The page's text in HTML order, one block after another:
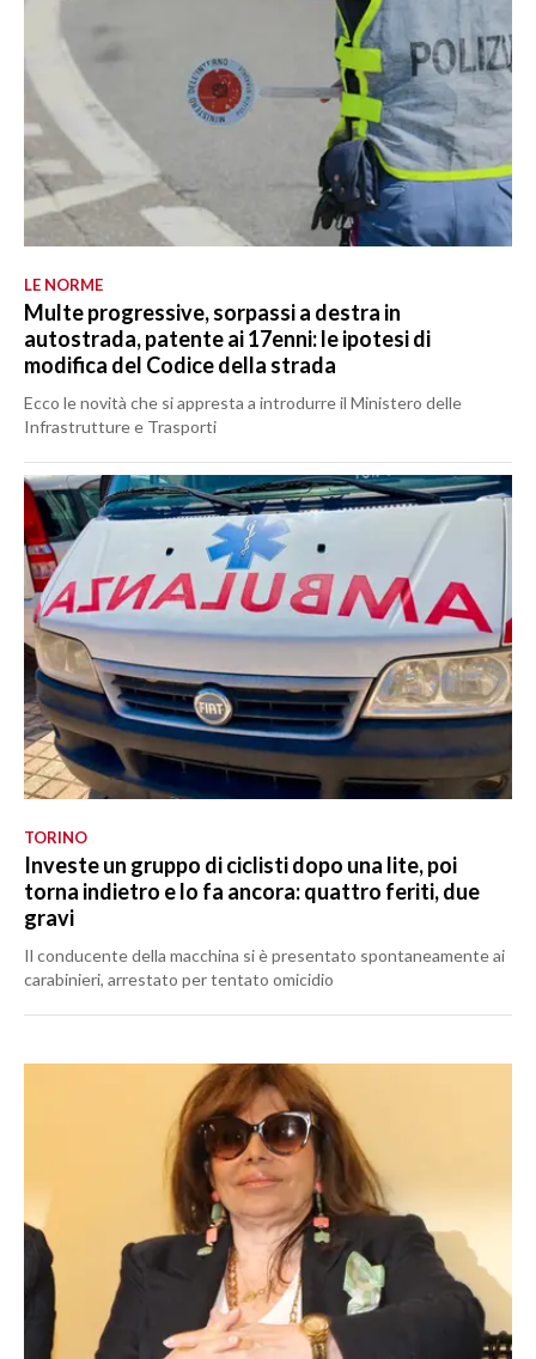
LE NORME
Multe progressive, sorpassi a destra in
autostrada, patente ai 17enni: le ipotesi di
modifica del Codice della strada
Ecco le novità che si appresta a introdurre il Ministero delle
Infrastrutture e Trasporti
TORINO
Investe un gruppo di ciclisti dopo una lite, poi
torna indietro e lo fa ancora: quattro feriti, due
gravi
Il conducente della macchina si è presentato spontaneamente ai
carabinieri, arrestato per tentato omicidio